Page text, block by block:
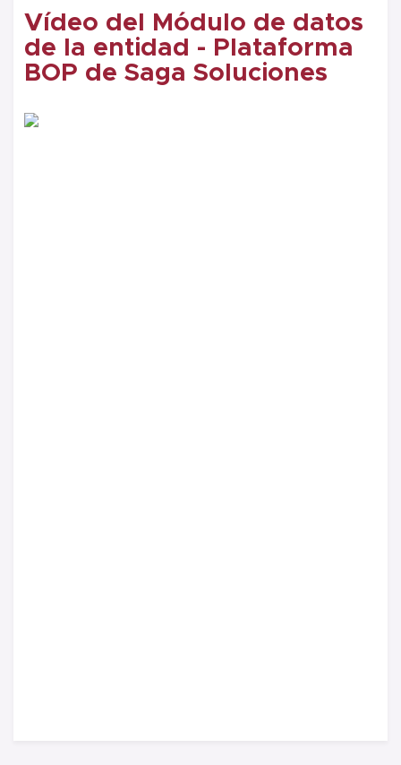
Vídeo del Módulo de datos
de la entidad - Plataforma
BOP de Saga Soluciones